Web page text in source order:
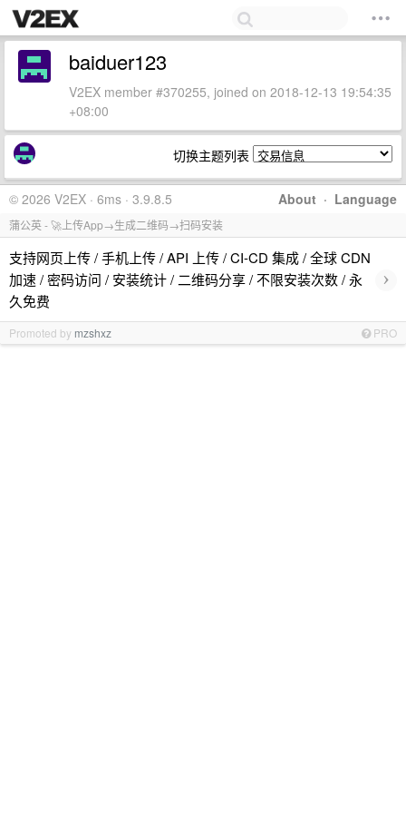
baiduer123
V2EX member #370255, joined on 2018-12-13 19:54:35
+08:00
切换主题列表
About · Language
© 2026 V2EX · 6ms · 3.9.8.5
蒲公英 - 🚀上传App→生成二维码→扫码安装
支持网页上传 / 手机上传 / API 上传 / CI-CD 集成 / 全球 CDN
加速 / 密码访问 / 安装统计 / 二维码分享 / 不限安装次数 / 永
久免费
›
Promoted by mzshxz PRO